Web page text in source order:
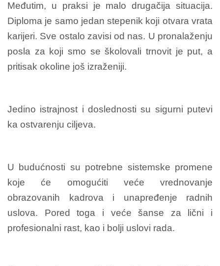
Međutim, u praksi je malo drugačija situacija.
Diploma je samo jedan stepenik koji otvara vrata
karijeri. Sve ostalo zavisi od nas. U pronalaženju
posla za koji smo se školovali trnovit je put, a
pritisak okoline još izraženiji.
Jedino istrajnost i doslednosti su sigurni putevi
ka ostvarenju ciljeva.
U budućnosti su potrebne sistemske promene
koje će omogućiti veće vrednovanje
obrazovanih kadrova i unapređenje radnih
uslova. Pored toga i veće šanse za lični i
profesionalni rast, kao i bolji uslovi rada.